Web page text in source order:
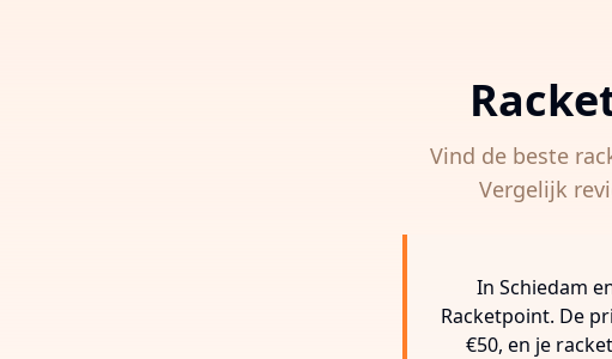
Vind de beste
Vergelijk
In Schiedam
Racketpoint. De
€50, en je